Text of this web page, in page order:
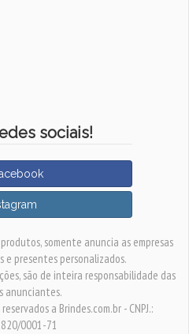
sociais!
somente anuncia as empresas
e presentes personalizados.
são de inteira responsabilidade das
anunciantes.
a Brindes.com.br - CNPJ.:
0001-71